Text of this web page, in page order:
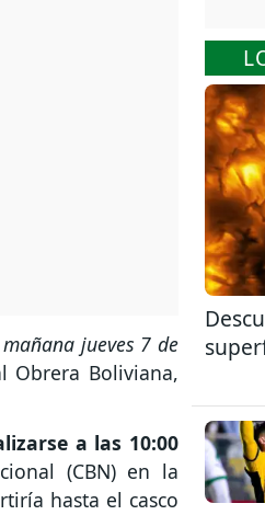
jueves 7 de
Obrera Boliviana,
a las 10:00
(CBN) en la
hasta el casco